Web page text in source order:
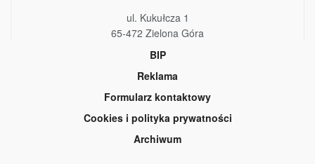
ul. Kukułcza 1
65-472 Zielona Góra
BIP
Reklama
Formularz kontaktowy
Cookies i polityka prywatności
Archiwum